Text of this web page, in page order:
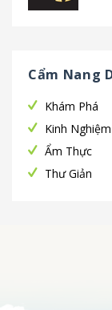
Cẩm Nang
Khám Phá
Kinh Nghiệm
Ẩm Thực
Thư Giản